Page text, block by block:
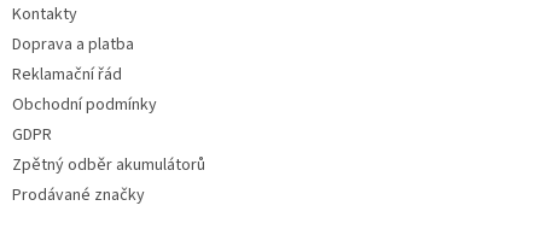
Kontakty
Doprava a platba
Reklamační řád
Obchodní podmínky
GDPR
Zpětný odběr akumulátorů
Prodávané značky